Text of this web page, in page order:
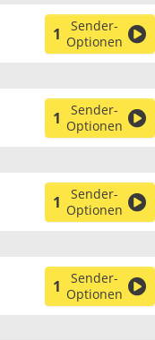
1
Sender-
Optionen
1
Sender-
Optionen
1
Sender-
Optionen
1
Sender-
Optionen